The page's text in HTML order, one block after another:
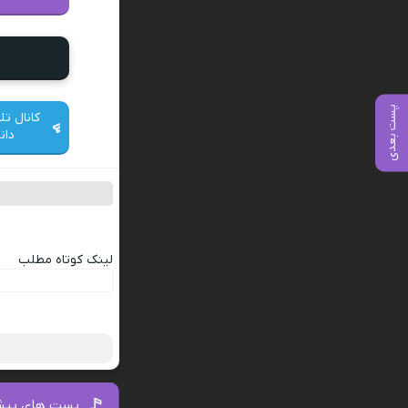
پست بعدی
کانال
لینک کوتاه مطلب